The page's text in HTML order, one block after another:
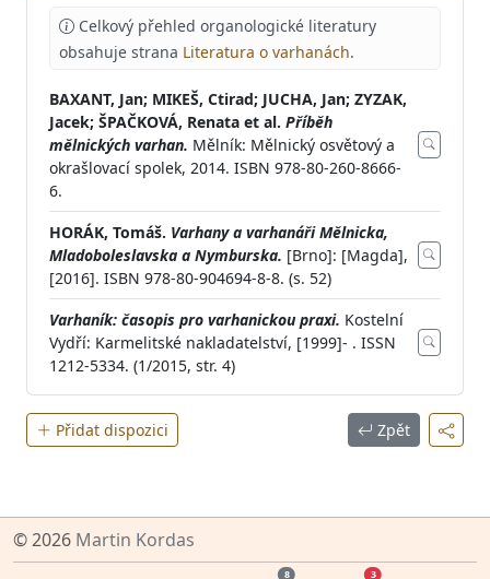
Celkový přehled organologické literatury
obsahuje strana Literatura o varhanách.
BAXANT, Jan; MIKEŠ, Ctirad; JUCHA, Jan; ZYZAK,
Jacek; ŠPAČKOVÁ, Renata et al. Příběh
mělnických varhan. Mělník: Mělnický osvětový a
okrašlovací spolek, 2014. ISBN 978-80-260-8666-
6.
HORÁK, Tomáš. Varhany a varhanáři Mělnicka,
Mladoboleslavska a Nymburska. [Brno]: [Magda],
[2016]. ISBN 978-80-904694-8-8. (s. 52)
Varhaník: časopis pro varhanickou praxi. Kostelní
Vydří: Karmelitské nakladatelství, [1999]- . ISSN
1212-5334. (1/2015, str. 4)
Přidat dispozici Zpět
© 2026 Martin Kordas
8 3